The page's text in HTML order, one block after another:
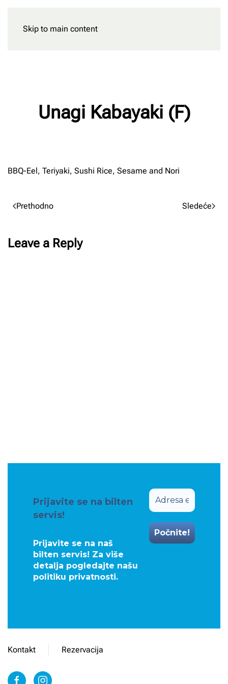
Skip to main content
Unagi Kabayaki (F)
BBQ-Eel, Teriyaki, Sushi Rice, Sesame and Nori
Prethodno Sledeće
Leave a Reply
Prijavite se na bilten
servis!
Prijavite se na naš
bilten servis! Za više
detalja pogledajte našu
politiku privatnosti.
Kontakt Rezervacija